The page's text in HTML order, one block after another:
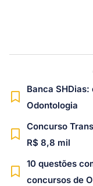
Banca
Odontologia
Concurso
R$ 8,8 mil
10 questões
concursos de